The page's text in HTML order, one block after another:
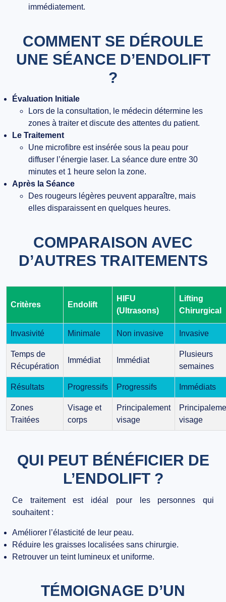
immédiatement.
COMMENT SE DÉROULE
UNE SÉANCE D’ENDOLIFT
?
Évaluation Initiale
Lors de la consultation, le médecin détermine les
zones à traiter et discute des attentes du patient.
Le Traitement
Une microfibre est insérée sous la peau pour
diffuser l’énergie laser. La séance dure entre 30
minutes et 1 heure selon la zone.
Après la Séance
Des rougeurs légères peuvent apparaître, mais
elles disparaissent en quelques heures.
COMPARAISON AVEC
D’AUTRES TRAITEMENTS
Critères Endolift
HIFU
(Ultrasons)
Lifting
Chirurgical
Invasivité Minimale Non invasive Invasive
Temps de
Récupération
Immédiat Immédiat
Plusieurs
semaines
Résultats Progressifs Progressifs Immédiats
Zones
Traitées
Visage et
corps
Principalement
visage
visage
QUI PEUT BÉNÉFICIER DE
L’ENDOLIFT ?
Ce traitement est idéal pour les personnes qui
souhaitent :
Améliorer l’élasticité de leur peau.
Réduire les graisses localisées sans chirurgie.
Retrouver un teint lumineux et uniforme.
TÉMOIGNAGE D’UN